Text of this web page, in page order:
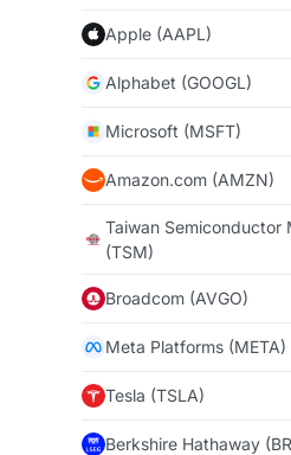
Apple (AAPL)
Alphabet (GOOGL)
Microsoft (MSFT)
Amazon.com (AMZN)
Taiwan Semiconductor
(TSM)
Broadcom (AVGO)
Meta Platforms (META)
Tesla (TSLA)
Berkshire Hathaway